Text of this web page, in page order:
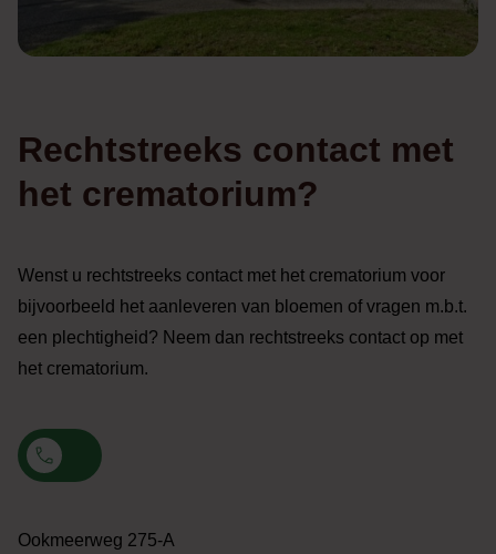
Rechtstreeks contact met
het crematorium?
Wenst u rechtstreeks contact met het crematorium voor
bijvoorbeeld het aanleveren van bloemen of vragen m.b.t.
een plechtigheid? Neem dan rechtstreeks contact op met
het crematorium.
Ookmeerweg 275-A